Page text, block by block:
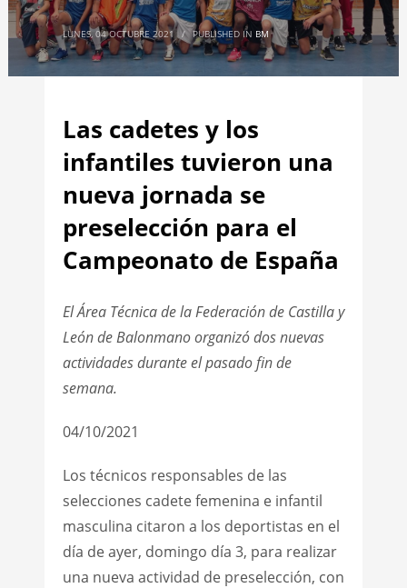
LUNES, 04 OCTUBRE 2021 / PUBLISHED IN BM
Las cadetes y los
infantiles tuvieron una
nueva jornada se
preselección para el
Campeonato de España
El Área Técnica de la Federación de Castilla y
León de Balonmano organizó dos nuevas
actividades durante el pasado fin de
semana.
04/10/2021
Los técnicos responsables de las
selecciones cadete femenina e infantil
masculina citaron a los deportistas en el
día de ayer, domingo día 3, para realizar
una nueva actividad de preselección, con